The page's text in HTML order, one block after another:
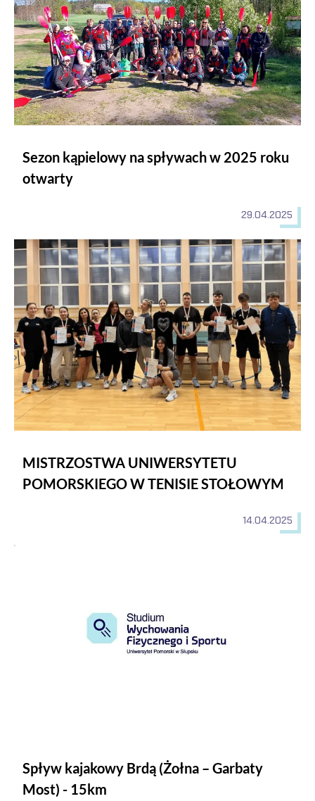
Sezon kąpielowy na spływach w 2025 roku
otwarty
29.04.2025
MISTRZOSTWA UNIWERSYTETU
POMORSKIEGO W TENISIE STOŁOWYM
14.04.2025
MISTRZOSTWA UNIWERSYTETU POMORSKIEGO W
Spływ kajakowy Brdą (Żołna – Garbaty
Most) - 15km